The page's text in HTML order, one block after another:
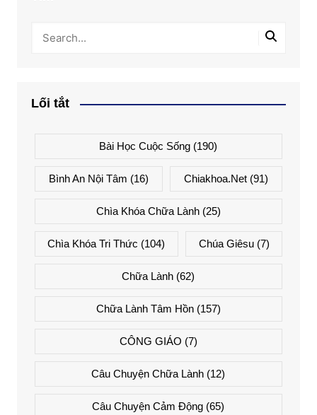
Lối tắt
Bài Học Cuộc Sống (190)
Bình An Nội Tâm (16) Chiakhoa.net (91)
Chìa Khóa Chữa Lành(25)
Chìa Khóa Tri Thức (104) Chúa Giêsu(7)
Chữa Lành (62)
Chữa Lành Tâm Hồn(157)
CÔNG GIÁO (7)
Câu Chuyện Chữa Lành (12)
Câu Chuyện Cảm Động (65)